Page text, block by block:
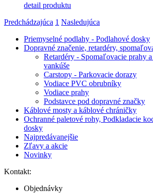
detail produktu
Predchádzajúca 1 Nasledujúca
Priemyselné podlahy - Podlahové dosky
Dopravné značenie, retardéry,
Retardéry - Spomaľovacie prahy
vankúše
Carstopy - Parkovacie dorazy
Vodiace PVC obrubníky
Vodiace prahy
Podstavce pod dopravné značky
Káblové mosty a káblové chráničky
Ochranné paletové rohy, Podkladacie
dosky
Najpredávanejšie
Zľavy a akcie
Novinky
Kontakt:
Objednávky